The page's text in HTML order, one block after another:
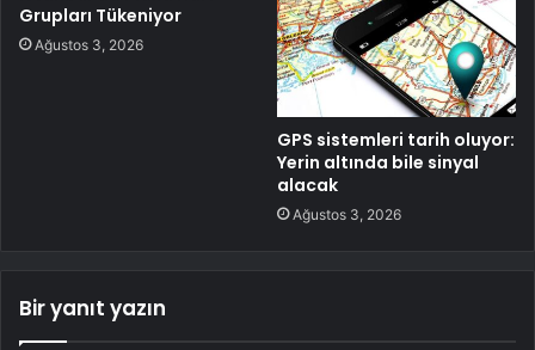
Grupları Tükeniyor
Ağustos 3, 2026
GPS sistemleri tarih oluyor:
Yerin altında bile sinyal
alacak
Ağustos 3, 2026
Bir yanıt yazın